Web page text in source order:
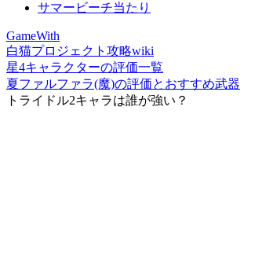
サマービーチ当たり
GameWith
白猫プロジェクト攻略wiki
星4キャラクターの評価一覧
夏ファルファラ(魔)の評価とおすすめ武器
トライドル2キャラは誰が強い？